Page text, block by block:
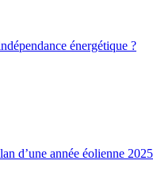
énergétique ?
d’une année éolienne